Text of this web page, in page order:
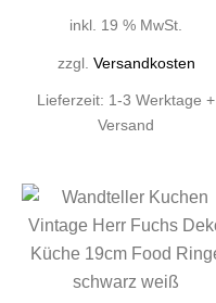
inkl. 19 % MwSt.
zzgl. Versandkosten
Lieferzeit: 1-3 Werktage +
Versand